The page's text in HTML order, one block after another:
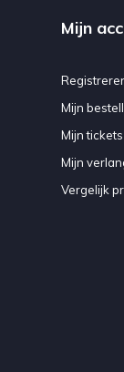
Mijn
Mijn
Mijn tickets
Mijn
Vergelijk